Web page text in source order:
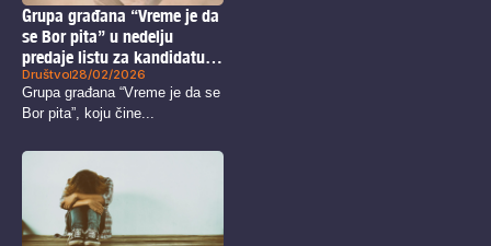
Grupa građana “Vreme je da
se Bor pita” u nedelju
predaje listu za kandidaturu
na lokalnim izborima u Boru
Društvo 28/02/2026
Grupa građana “Vreme je da se
Bor pita”, koju čine...